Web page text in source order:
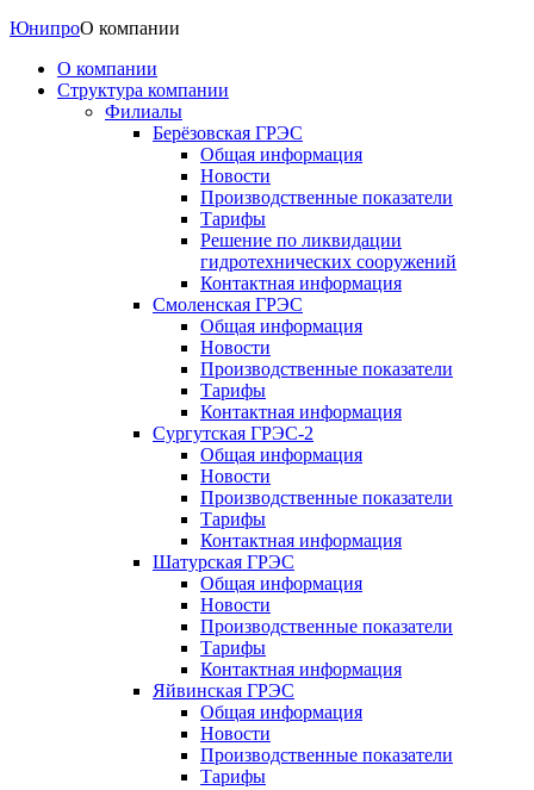
ЮнипроО компании
О компании
Структура компании
Филиалы
Берёзовская ГРЭС
Общая информация
Новости
Производственные показатели
Тарифы
Решение по ликвидации
гидротехнических сооружений
Контактная информация
Смоленская ГРЭС
Общая информация
Новости
Производственные показатели
Тарифы
Контактная информация
Сургутская ГРЭС-2
Общая информация
Новости
Производственные показатели
Тарифы
Контактная информация
Шатурская ГРЭС
Общая информация
Новости
Производственные показатели
Тарифы
Контактная информация
Яйвинская ГРЭС
Общая информация
Новости
Производственные показатели
Тарифы